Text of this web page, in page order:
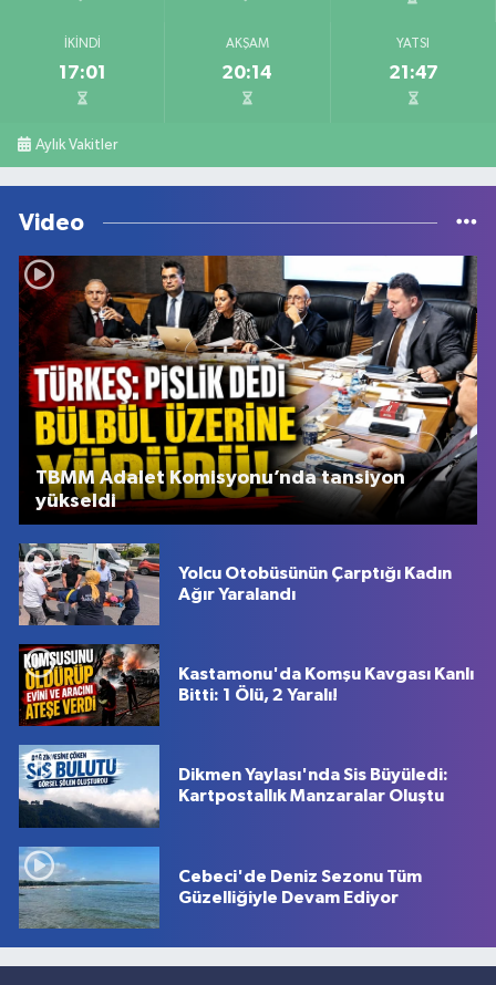
İKINDI
17:01
AKŞAM
20:14
YATSI
21:47
Aylık Vakitler
Video
TBMM Adalet Komisyonu’nda tansiyon
yükseldi
Yolcu Otobüsünün Çarptığı Kadın
Ağır Yaralandı
Kastamonu'da Komşu Kavgası Kanlı
Bitti: 1 Ölü, 2 Yaralı!
Dikmen Yaylası'nda Sis Büyüledi:
Kartpostallık Manzaralar Oluştu
Cebeci'de Deniz Sezonu Tüm
Güzelliğiyle Devam Ediyor